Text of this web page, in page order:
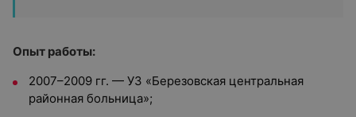
Опыт работы:
2007–2009 гг. — УЗ «Березовская центральная
районная больница»;